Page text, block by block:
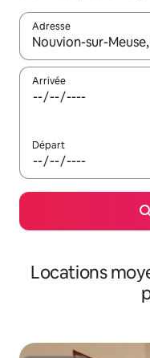
Adresse
Lorsque les résultats
Arrivée
Départ
Locations